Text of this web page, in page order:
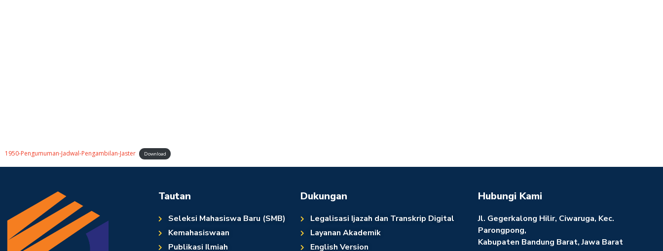
1950-Pengumuman-Jadwal-Pengambilan-Jaster Download
Tautan
Seleksi Mahasiswa Baru (SMB)
Kemahasiswaan
Publikasi Ilmiah
Dukungan
Legalisasi Ijazah dan Transkrip Digital
Layanan Akademik
English Version
Hubungi Kami
Jl. Gegerkalong Hilir, Ciwaruga, Kec.
Parongpong,
Kabupaten Bandung Barat, Jawa Barat